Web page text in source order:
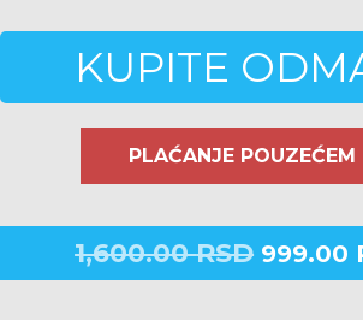
KUPITE
PLAĆANJE POUZEĆEM
1,600.00RSD 999.00